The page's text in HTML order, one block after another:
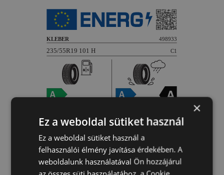
×
Ez a weboldal sütiket használ
Ez a weboldal sütiket használ a
felhasználói élmény javítása érdekében. A
weboldalunk használatával Ön hozzájárul